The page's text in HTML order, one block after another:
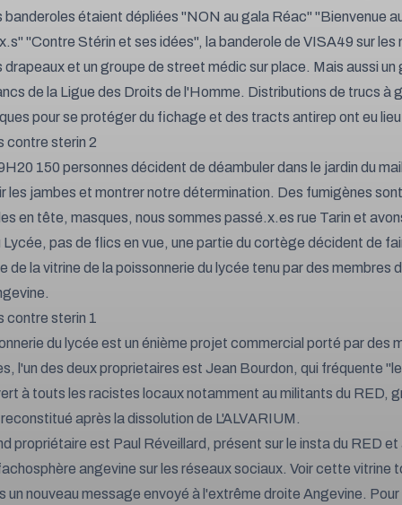
banderoles étaient dépliées "NON au gala Réac" "Bienvenue
"Contre Stérin et ses idées", la banderole de VISA49 sur les
drapeaux et un groupe de street médic sur place. Mais aussi un
de la Ligue des Droits de l'Homme. Distributions de trucs à
pour se protéger du fichage et des tracts antirep ont eu
150 personnes décident de déambuler dans le jardin du
les jambes et montrer notre détermination. Des fumigènes
en tête, masques, nous sommes passé.x.es rue Tarin et
Lycée, pas de flics en vue, une partie du cortège décident de
de la vitrine de la poissonnerie du lycée tenu par des membres
du lycée est un énième projet commercial porté par des
l'un des deux proprietaires est Jean Bourdon, qui fréquente
à touts les racistes locaux notamment au militants du RED,
après la dissolution de L'ALVARIUM.
propriétaire est Paul Réveillard, présent sur le insta du RED et
angevine sur les réseaux sociaux. Voir cette vitrine
un nouveau message envoyé à l'extrême droite Angevine.